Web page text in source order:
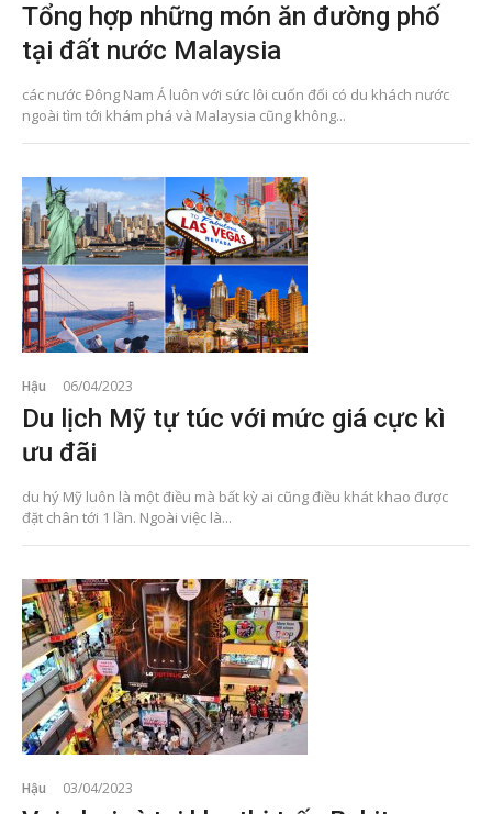
Tổng hợp những món ăn đường phố
tại đất nước Malaysia
các nước Đông Nam Á luôn với sức lôi cuốn đối có du khách nước
ngoài tìm tới khám phá và Malaysia cũng không...
Hậu 06/04/2023
Du lịch Mỹ tự túc với mức giá cực kì
ưu đãi
du hý Mỹ luôn là một điều mà bất kỳ ai cũng điều khát khao được
đặt chân tới 1 lần. Ngoài việc là...
Hậu 03/04/2023